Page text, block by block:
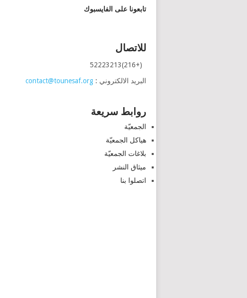
تابعونا على الفايسبوك
للاتصال
(+216)52223213
البريد الالكتروني : contact@tounesaf.org
روابط سريعة
الجمعيّة
هياكل الجمعيّة
بلاغات الجمعيّة
ميثاق النشر
اتصلوا بنا